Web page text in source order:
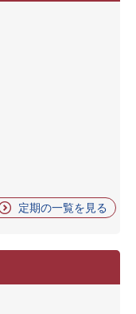
定期の一覧を見る